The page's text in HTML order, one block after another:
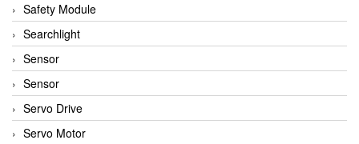
Safety Module
Searchlight
Sensor
Sensor
Servo Drive
Servo Motor